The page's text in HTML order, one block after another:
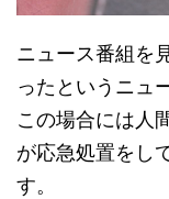
ニュース番組を
ったというニュ
この場合には人
が応急処置をし
す。